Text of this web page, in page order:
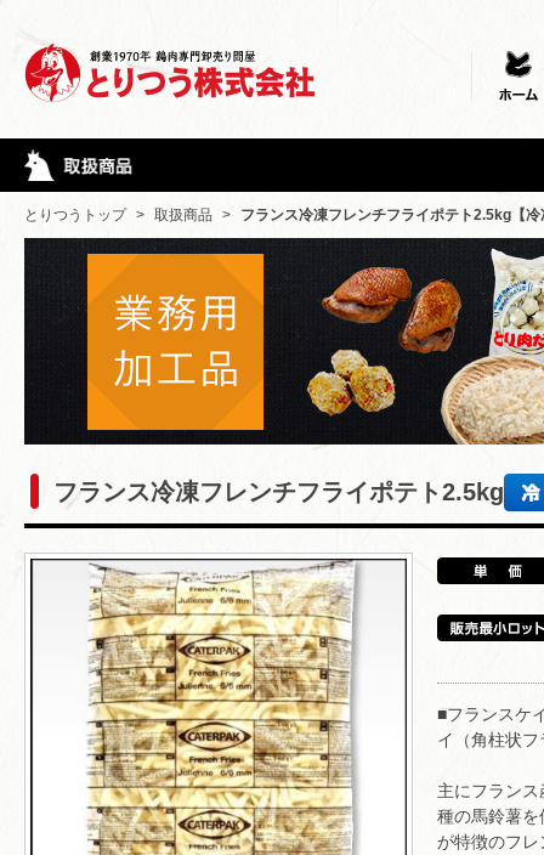
とりつうトップ > 取扱商品 > フランス冷凍フレンチフライポテト2.5kg【冷
フランス冷凍フレンチフライポテト2.5kg
■フランスケ
イ（角柱状
主にフラン
種の馬鈴薯
が特徴のフ